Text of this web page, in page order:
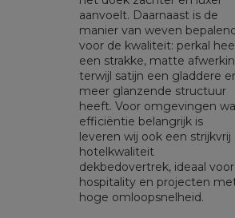
aanvoelt. Daarnaast is de
manier van weven
voor de kwaliteit: perkal
een strakke, matte
terwijl satijn een gladdere
meer glanzende structuur
heeft. Voor omgevingen
efficiëntie belangrijk is
leveren wij ook een strijkvrij
hotelkwaliteit
dekbedovertrek, ideaal voor
hospitality en projecten
hoge omloopsnelheid.